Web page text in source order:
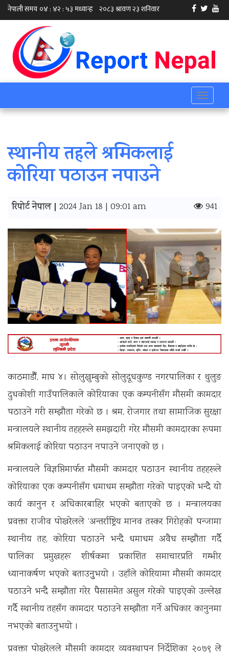
Toggle
स्थानीय तहले श्रमिकलाई
कोरिया पठाउन नपाउने
रिपोर्ट नेपाल | 2024 Jan 18 | 09:01 am 941
काठमाडौँ, माघ ४। सोलुखुम्बुको सोलुदूधकुण्ड नगरपालिका र थुलुङ
दुधकोशी गाउँपालिकाले कोरियाका एक कम्पनीसँग मौसमी कामदार
पठाउने गरी सम्झौता गरेकाे छ । श्रम, रोजगार तथा सामाजिक सुरक्षा
मन्त्रालयले स्थानीय तहहरूले समझदारी गरेर मौसमी कामदारका रूपमा
श्रमिकलाई कोरिया पठाउन नपाउने जनाएको छ ।
मन्त्रालयले विज्ञप्तिमार्फत मौसमी कामदार पठाउन स्थानीय तहहरूले
कोरियाका एक कम्पनीसँग धमाधम सम्झौता गरेको पाइएको भन्दै यो
कार्य कानुन र अधिकारबाहिर भएको बताएको छ । मन्त्रालयका
प्रवक्ता राजीव पोखरेलले ‘अन्तर्राष्ट्रिय मानव तस्कर गिरोहको पन्जामा
स्थानीय तह, कोरिया पठाउने भन्दै धमाधम अवैध सम्झौता गर्दै
पालिका प्रमुखहरू’ शीर्षकमा प्रकाशित समाचारप्रति गम्भीर
ध्यानाकर्षण भएको बताउनुुभयो । उहाँले कोरियामा मौसमी कामदार
पठाउने भन्दै सम्झौता गरेर पैसासमेत असुल गरेको पाइएको उल्लेख
गर्दै स्थानीय तहसँग कामदार पठाउने सम्झौता गर्ने अधिकार कानुनमा
नभएको बताउनुभयो ।
प्रवक्ता पोखरेलले मौसमी कामदार व्यवस्थापन निर्देशिका २०७९ ले